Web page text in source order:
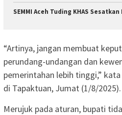
SEMMI Aceh Tuding KHAS
“Artinya, jangan membuat
perundang-undangan dan
pemerintahan lebih tinggi,”
di Tapaktuan, Jumat (1/8/2025).
Merujuk pada aturan, bupati